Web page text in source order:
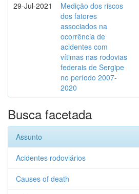
29-Jul-2021
Medição dos riscos
dos fatores
associados na
ocorrência de
acidentes com
vítimas nas rodovias
federais de Sergipe
no período 2007-
2020
Busca facetada
Assunto
Acidentes rodoviários
Causes of death